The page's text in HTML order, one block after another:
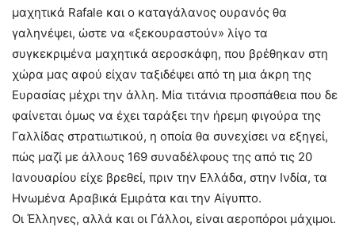
μαχητικά Rafale και ο καταγάλανος ουρανός θα
γαληνέψει, ώστε να «ξεκουραστούν» λίγο τα
συγκεκριμένα μαχητικά αεροσκάφη, που βρέθηκαν στη
χώρα μας αφού είχαν ταξιδέψει από τη μια άκρη της
Ευρασίας μέχρι την άλλη. Μία τιτάνια προσπάθεια που δε
φαίνεται όμως να έχει ταράξει την ήρεμη φιγούρα της
Γαλλίδας στρατιωτικού, η οποία θα συνεχίσει να εξηγεί,
πώς μαζί με άλλους 169 συναδέλφους της από τις 20
Ιανουαρίου είχε βρεθεί, πριν την Ελλάδα, στην Ινδία, τα
Ηνωμένα Αραβικά Εμιράτα και την Αίγυπτο.
Οι Έλληνες, αλλά και οι Γάλλοι, είναι αεροπόροι μάχιμοι.